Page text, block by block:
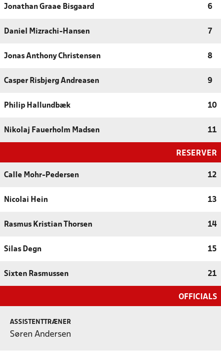
Jonathan Graae Bisgaard 6
Daniel Mizrachi-Hansen 7
Jonas Anthony Christensen 8
Casper Risbjerg Andreasen 9
Philip Hallundbæk 10
Nikolaj Fauerholm Madsen 11
RESERVER
Calle Mohr-Pedersen 12
Nicolai Hein 13
Rasmus Kristian Thorsen 14
Silas Degn 15
Sixten Rasmussen 21
OFFICIALS
ASSISTENTTRÆNER
Søren Andersen